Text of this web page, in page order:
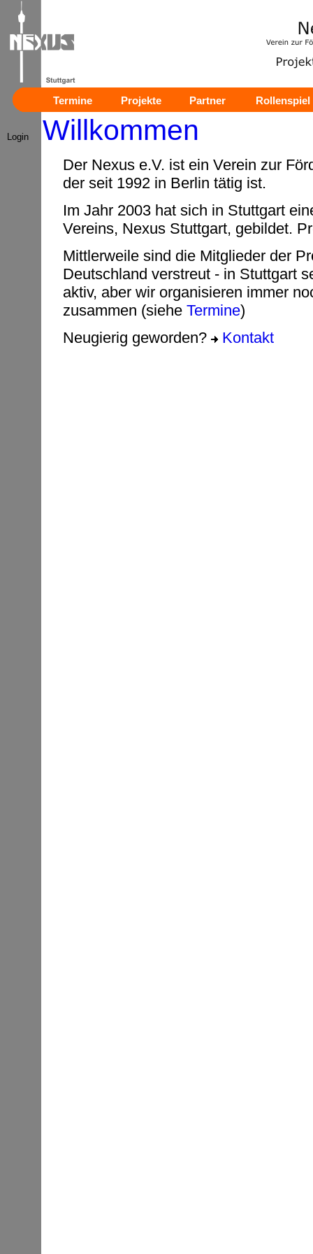
Termine Projekte Partner Rollenspiel
Login Willkommen
Der Nexus e.V. ist ein Verein zur
der seit 1992 in Berlin tätig ist.
Im Jahr 2003 hat sich in Stuttgart
Vereins, Nexus Stuttgart, gebildet.
Mittlerweile sind die Mitglieder der
Deutschland verstreut - in Stuttgart
aktiv, aber wir organisieren immer
zusammen (siehe Termine)
Neugierig geworden?
Kontakt